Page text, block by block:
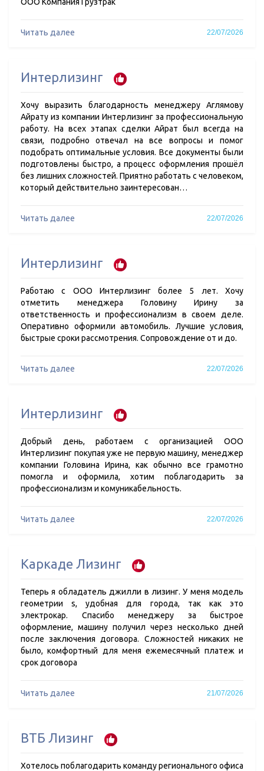
Читать далее 22/07/2026
Интерлизинг
Хочу выразить благодарность менеджеру Аглямову
Айрату из компании Интерлизинг за профессиональную
работу. На всех этапах сделки Айрат был всегда на
связи, подробно отвечал на все вопросы и помог
подобрать оптимальные условия. Все документы были
подготовлены быстро, а процесс оформления прошёл
без лишних сложностей. Приятно работать с человеком,
который действительно заинтересован…
Читать далее 22/07/2026
Интерлизинг
Работаю с ООО Интерлизинг более 5 лет. Хочу
отметить менеджера Головину Ирину за
ответственность и профессионализм в своем деле.
Оперативно оформили автомобиль. Лучшие условия,
быстрые сроки рассмотрения. Сопровождение от и до.
Читать далее 22/07/2026
Интерлизинг
Добрый день, работаем с организацией ООО
Интерлизинг покупая уже не первую машину, менеджер
компании Головина Ирина, как обычно все грамотно
помогла и оформила, хотим поблагодарить за
профессионализм и комуникабельность.
Читать далее 22/07/2026
Каркаде Лизинг
Теперь я обладатель джилли в лизинг. У меня модель
геометрии s, удобная для города, так как это
электрокар. Спасибо менеджеру за быстрое
оформление, машину получил через несколько дней
после заключения договора. Сложностей никаких не
было, комфортный для меня ежемесячный платеж и
срок договора
Читать далее 21/07/2026
ВТБ Лизинг
Хотелось поблагодарить команду регионального офиса